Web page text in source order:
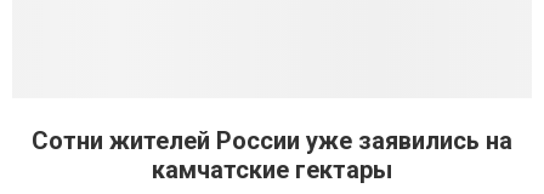
Сотни жителей России уже заявились на
камчатские гектары